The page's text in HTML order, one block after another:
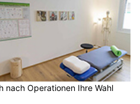
nach Operationen Ihre Wahl